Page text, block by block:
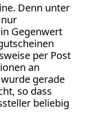
Denn unter
Gegenwert
per Post
an
gerade
so dass
beliebig